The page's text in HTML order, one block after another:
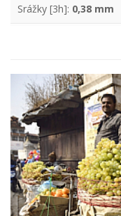
Srážky [3h]: 0,38 mm